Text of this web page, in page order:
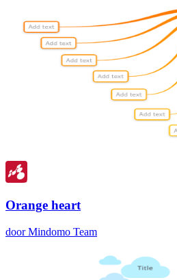
Orange heart
door Mindomo Team